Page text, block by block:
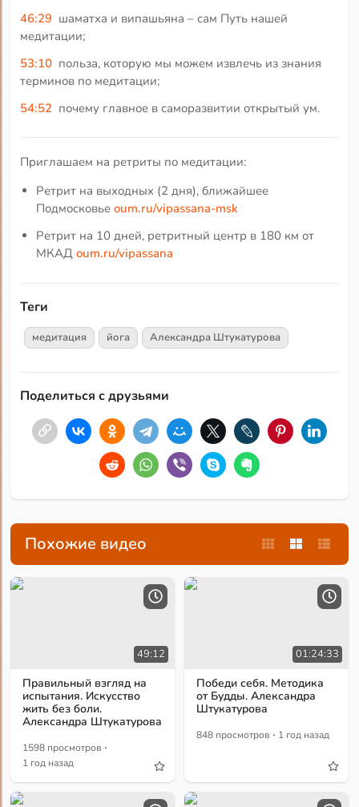
46:29 шаматха и випашьяна – сам Путь нашей
медитации;
53:10 польза, которую мы можем извлечь из знания
терминов по медитации;
54:52 почему главное в саморазвитии открытый ум.
Приглашаем на ретриты по медитации:
Ретрит на выходных (2 дня), ближайшее
Подмосковьеoum.ru/vipassana-msk
Ретрит на 10 дней, ретритный центр в 180 км от
МКАДoum.ru/vipassana
Теги
медитация йога Александра Штукатурова
Поделиться с друзьями
Похожие видео
49:12
Правильный взгляд на
испытания. Искусство
жить без боли.
Александра Штукатурова
1598 просмотров ·
1 год назад
01:24:33
Победи себя. Методика
от Будды. Александра
Штукатурова
848 просмотров · 1 год назад